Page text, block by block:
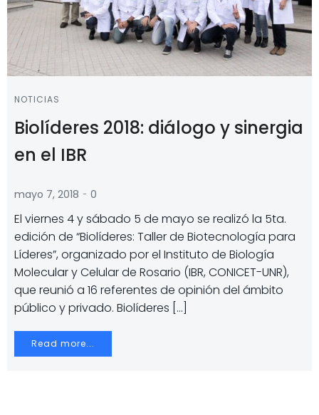
NOTICIAS
Biolíderes 2018: diálogo y sinergia
en el IBR
mayo 7, 2018 - 0
El viernes 4 y sábado 5 de mayo se realizó la 5ta.
edición de “Biolíderes: Taller de Biotecnología para
Líderes”, organizado por el Instituto de Biología
Molecular y Celular de Rosario (IBR, CONICET-UNR),
que reunió a 16 referentes de opinión del ámbito
público y privado. Biolíderes […]
Read more...